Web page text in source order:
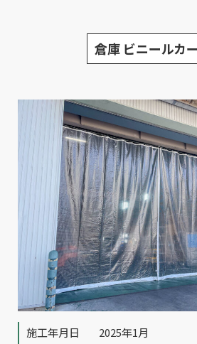
倉庫 ビニールカ
施工年月日
2025年1月